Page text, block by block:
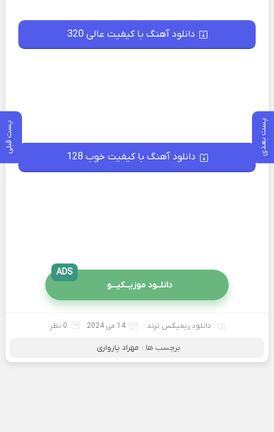
پست بعدی پست قبلی
دانلود آهنگ با کیفیت عالی 320
دانلود آهنگ با کیفیت خوب 128
دانلــود موزیــکیـــو
ADS
دانلود ریمیکس ترند 14 می 2024 0 نظر
برچسب ها : مهراد پازواری